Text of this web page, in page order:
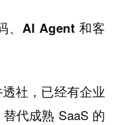
、AI Agent 和客
社，已经有企业
代成熟 SaaS 的